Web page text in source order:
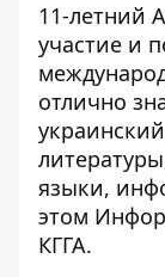
11-летний
участие и
отлично
языки,
этом
КГГА.